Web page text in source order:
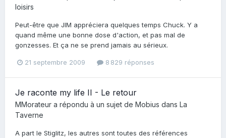
loisirs
Peut-être que JIM appréciera quelques temps Chuck. Y a
quand même une bonne dose d'action, et pas mal de
gonzesses. Et ça ne se prend jamais au sérieux.
21 septembre 2009 8 829 réponses
Je raconte my life II - Le retour
MMorateur a répondu à un sujet de Mobius dans La
Taverne
A part le Stiglitz, les autres sont toutes des références